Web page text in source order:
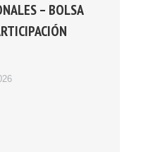
– BOLSA